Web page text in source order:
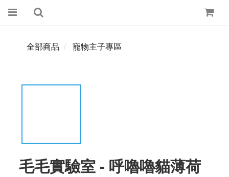
全部商品 寵物主子專區
毛毛實驗室 - 呼嚕嚕貓薄荷